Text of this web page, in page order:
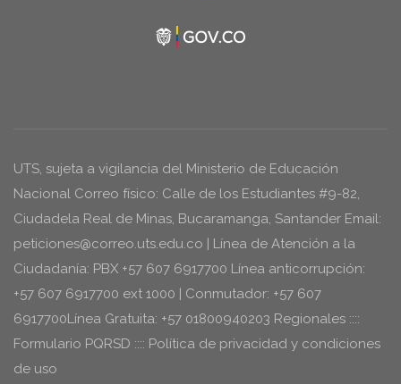
UTS, sujeta a vigilancia del Ministerio de Educación
Nacional Correo físico: Calle de los Estudiantes #9-82,
Ciudadela Real de Minas, Bucaramanga, Santander Email:
peticiones@correo.uts.edu.co | Línea de Atención a la
Ciudadanía: PBX +57 607 6917700 Línea anticorrupción:
+57 607 6917700 ext 1000 | Conmutador: +57 607
6917700Línea Gratuita: +57 01800940203 Regionales ::::
Formulario PQRSD :::: Política de privacidad y condiciones
de uso